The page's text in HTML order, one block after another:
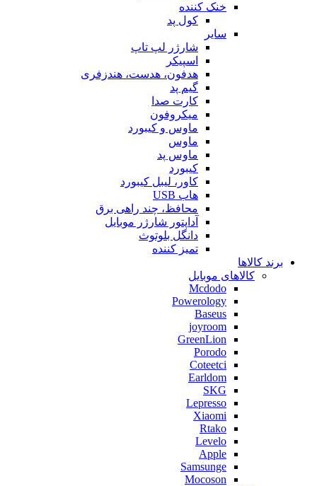
خنک کننده
کول پد
سایر
شارژر لپ تاپ
اسپیکر
هدفون، هدست، هندزفری
گیم پد
کارت صدا
میکروفون
ماوس و کیبورد
ماوس
ماوس پد
کیبورد
کاور، لیبل کیبورد
هاب USB
محافظ، چند راهی برق
آداپتور شارژر موبایل
دانگل بلوتوث
تمیز کننده
برند کالاها
کالاهای موبایل
Mcdodo
Powerology
Baseus
joyroom
GreenLion
Porodo
Coteetci
Earldom
SKG
Lepresso
Xiaomi
Rtako
Levelo
Apple
Samsunge
Mocoson